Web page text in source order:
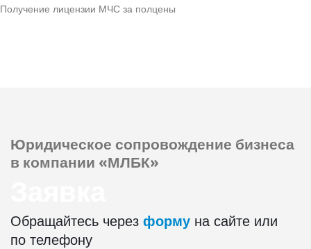
Получение лицензии МЧС за полцены
Юридическое сопровождение бизнеса
в компании «МЛБК»
Обращайтесь через форму на сайте или
по телефону